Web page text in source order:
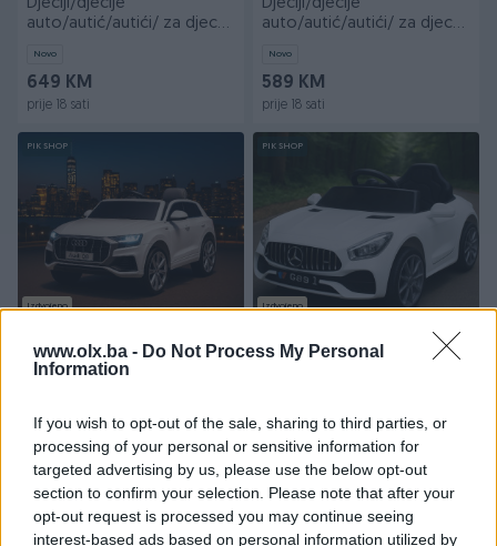
www.olx.ba - Do Not Process My Personal
Information
If you wish to opt-out of the sale, sharing to third parties, or
processing of your personal or sensitive information for
targeted advertising by us, please use the below opt-out
section to confirm your selection. Please note that after your
opt-out request is processed you may continue seeing
interest-based ads based on personal information utilized by
Dječiji/djecije
auto/autić/autići/ za djecu
Novo
649 KM
prije 18 sati
Dječiji/djecije
auto/autić/autići/ za djecu
Novo
589 KM
prije 18 sati
PIK SHOP
Izdvojeno
auto/autić/autići/ za djecu
na akumulator djecu
Novo
prije 18 sati
PIK SHOP
Izdvojeno
auto/autić/autići/ na
prije 18 sati
PIK SHOP PIK SHOP